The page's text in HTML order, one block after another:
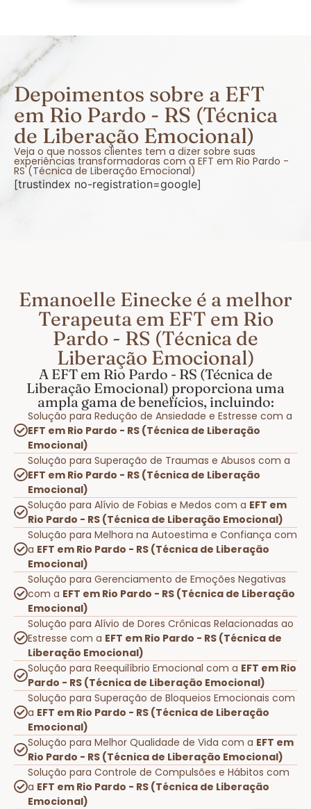
Depoimentos sobre a EFT
em Rio Pardo - RS (Técnica
de Liberação Emocional)
Veja o que nossos clientes tem a dizer sobre suas
experiências transformadoras com a EFT em Rio Pardo -
RS (Técnica de Liberação Emocional)
[trustindex no-registration=google]
Emanoelle Einecke é a melhor
Terapeuta em EFT em Rio
Pardo - RS (Técnica de
Liberação Emocional)
A EFT em Rio Pardo - RS (Técnica de
Liberação Emocional) proporciona uma
ampla gama de benefícios, incluindo:
Solução para Redução de Ansiedade e Estresse com a
EFT em Rio Pardo - RS (Técnica de Liberação
Emocional)
Solução para Superação de Traumas e Abusos com a
EFT em Rio Pardo - RS (Técnica de Liberação
Emocional)
Solução para Alívio de Fobias e Medos com a EFT em
Rio Pardo - RS (Técnica de Liberação Emocional)
Solução para Melhora na Autoestima e Confiança com
a EFT em Rio Pardo - RS (Técnica de Liberação
Emocional)
Solução para Gerenciamento de Emoções Negativas
com a EFT em Rio Pardo - RS (Técnica de Liberação
Emocional)
Solução para Alívio de Dores Crônicas Relacionadas ao
Estresse com a EFT em Rio Pardo - RS (Técnica de
Liberação Emocional)
Solução para Reequilíbrio Emocional com a EFT em Rio
Pardo - RS (Técnica de Liberação Emocional)
Solução para Superação de Bloqueios Emocionais com
a EFT em Rio Pardo - RS (Técnica de Liberação
Emocional)
Solução para Melhor Qualidade de Vida com a EFT em
Rio Pardo - RS (Técnica de Liberação Emocional)
Solução para Controle de Compulsões e Hábitos com
a EFT em Rio Pardo - RS (Técnica de Liberação
Emocional)